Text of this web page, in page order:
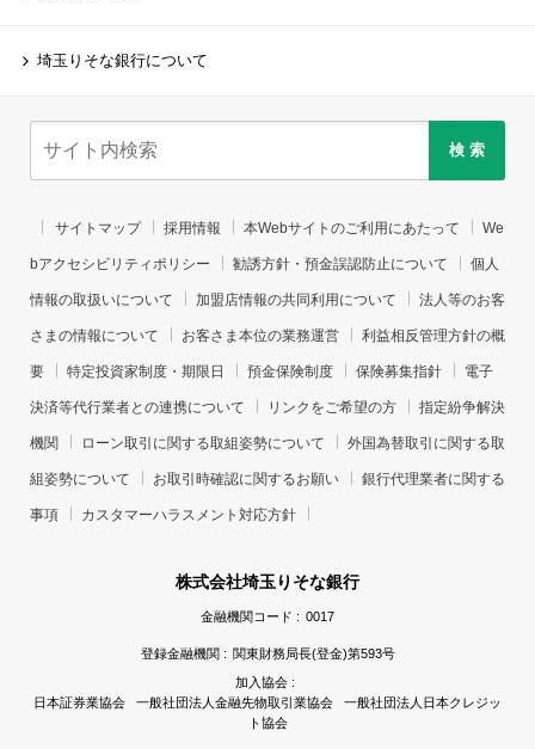
埼玉りそな銀行について
検 索
サイトマップ 採用情報 本Webサイトのご利用にあたって We
bアクセシビリティポリシー 勧誘方針・預金誤認防止について 個人
情報の取扱いについて 加盟店情報の共同利用について 法人等のお客
さまの情報について お客さま本位の業務運営 利益相反管理方針の概
要 特定投資家制度・期限日 預金保険制度 保険募集指針 電子
決済等代行業者との連携について リンクをご希望の方 指定紛争解決
機関 ローン取引に関する取組姿勢について 外国為替取引に関する取
組姿勢について お取引時確認に関するお願い 銀行代理業者に関する
事項 カスタマーハラスメント対応方針
株式会社埼玉りそな銀行
金融機関コード : 0017
登録金融機関 : 関東財務局長(登金)第593号
加入協会 :
日本証券業協会 一般社団法人金融先物取引業協会 一般社団法人日本クレジッ
ト協会